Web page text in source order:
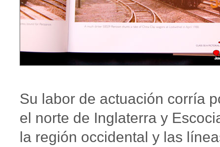
Su labor de actuación corría
el norte de Inglaterra y
la región occidental y las